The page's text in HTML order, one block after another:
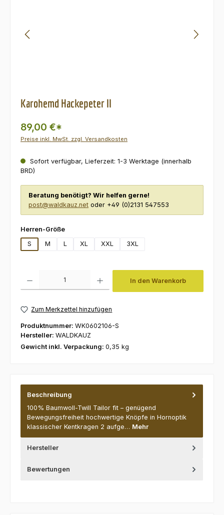
Karohemd Hackepeter II
89,00 €*
Preise inkl. MwSt. zzgl. Versandkosten
Sofort verfügbar, Lieferzeit: 1-3 Werktage (innerhalb
BRD)
Beratung benötigt? Wir helfen gerne!
post@waldkauz.net oder +49 (0)2131 547553
Herren-Größeauswählen
S
M L XL XXL 3XL
In den Warenkorb
Zum Merkzettel hinzufügen
Produktnummer: WK0602106-S
Hersteller: WALDKAUZ
Gewicht inkl. Verpackung: 0,35 kg
Beschreibung
100% Baumwoll-Twill Tailor fit – genügend
Bewegungsfreiheit hochwertige Knöpfe in Hornoptik
klassischer Kentkragen 2 aufge… Mehr
Hersteller
Bewertungen